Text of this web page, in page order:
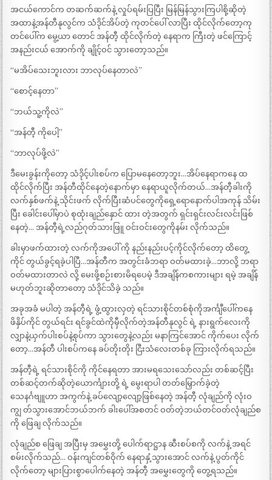
အငယ်ကောင်က တဆက်ဆက်နဲ့ လှုပ်ရမ်းပြပြီး မြန်မြန်သွားကြပါစို့ဆိုတဲ့
အထာနဲ့အန်တီနုလွင်က သံဒိုင်အိပ်တဲ့ ကုတင်ပေါ် လာပြီး ထိုင်လိုက်တော့ကု
တင်ပေါ်က မွေ့ယာ တောင် အန်တီ့ ထိုင်လိုက်တဲ့ နေရာက ကြီးတဲ့ ဖင်ကြောင့်
အနည်းငယ် အောက်ကို ချိုင့်ဝင် သွားတော့သည်။
“မအိပ်သေးဘူးလား ဘာလုပ်နေတာလဲ”
“စောင့်နေတာ”
“ဘယ်သူ့ကိုလဲ”
“အန်တီ့ ကိုပေါ့”
“ဘာလုပ်ဖို့လဲ”
ဒီမေးခွန်းကိုတော့ သံဒိုင့်ပါးစပ်က ပြောမနေတော့ဘူး…အိပ်နေရာကနေ ထ
ထိုင်လိုက်ပြီး အန်တီထိုင်နေတဲ့နောက်မှာ နေရာယူလိုက်တယ်…အန်တီ့ခါးကို
လက်နှစ်ဖက်နဲ့ သိုင်းဖက် လိုက်ပြီးဆံပင်တွေကိုရှေ့ရောနောက်ပါအကုန် သိမ်း
ပြီး ခေါင်းပေါ်မှာပဲ စုထုံးချည်နှောင် ထား တဲ့အတွက် ရှင်းရှင်းလင်းလင်းဖြစ်
နေတဲ့… အန်တီ့ရဲ့လည်ဂုတ်သားဖြူ ဝင်းဝင်းတွေကိုနမ်း လိုက်သည်။
ခါးမှာဖက်ထားတဲ့ လက်ကိုအပေါ် ကို နည်းနည်းပင့်ကိုင်လိုက်တော့ ထိတွေ့
ကိုင် တွယ်ခွင့်ရခဲ့ပါပြီ…အန်တီက အတွင်းခံဘရာ ဝတ်မထားခဲ့…ဘာလို့ ဘရာ
ဝတ်မထားတာလဲ လို့ မေးဖို့စဉ်းစားမိရပေမဲ့ ဒီအချိန်ကစကားများ ရမဲ့ အချိန်
မဟုတ်ဘူးဆိုတာတော့ သံဒိုင်သိခဲ့ သည်။
အခုအခံ မပါတဲ့ အန်တီ့ရဲ့ ဖွံ့ထွားလှတဲ့ ရင်သားစိုင်တစ်စုံကိုအင်္ကျီပေါ်ကနေ
ဖိနှိပ်ကိုင် တွယ်ရင်း ရင်ခွင်ထဲကိုမှီလိုက်တဲ့အန်တီနုလွင် ရဲ့ နားရွက်လေးကို
လျှာနဲ့ယှက်ပါးစပ်နဲ့စုပ်ကာ သွားတွေနဲ့လည်း မနာကြင်အောင် ကိုက်ပေး လိုက်
တော့…အန်တီ ပါးစပ်ကနေ ခပ်တိုးတိုး ငြီးသံလေးတစ်ခု ကြားလိုက်ရသည်။
အန်တီ့ရဲ့ ရင်သားစိုင်ကို ကိုင်နေရတာ အားမရသေးသော်လည်း တစ်ဆင့်ပြီး
တစ်ဆင့်တက်ဆိုတဲ့ယောင်္ကျားတို့ ရဲ့ မွေးရာပါ တတ်မြှောက်ခဲ့တဲ့
သေနင်္ဂဗျူဟာ အကွက်နဲ့ ခပ်လျော့လျော့ဖြစ်နေတဲ့ အန်တီ့ လုံချည်ကို လုံးဝ
ကျွ တ်သွားအောင်ဘယ်ဘက် ခါးပေါ်အစတင် ဝတ်တဲ့ဘယ်တင်ဝတ်လုံချည်စ
ကို ဖြေချ လိုက်သည်။
လုံချည်စ ဖြေချ အပြီးမှ အမွှေးတို့ ပေါက်ရာဋ္ဌာန ဆီးစပ်စကို လက်နဲ့ အရင်
စမ်းလိုက်သည်… ဝန်းကျင်တစ်ဝိုက် နေရာနှံ့သွားအောင် လက်နဲ့ ပွတ်ကိုင်
လိုက်တော့ များပြားစွာပေါက်နေတဲ့ အန်တီ့ အမွှေးတွေကို တွေ့ရသည်။